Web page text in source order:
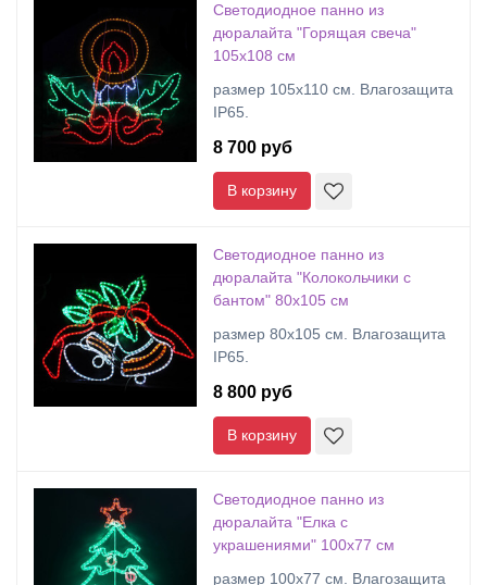
Светодиодное панно из
дюралайта "Горящая свеча"
105х108 см
размер 105х110 см. Влагозащита
IP65.
8 700 руб
В корзину
Светодиодное панно из
дюралайта "Колокольчики с
бантом" 80х105 см
размер 80х105 см. Влагозащита
IP65.
8 800 руб
В корзину
Светодиодное панно из
дюралайта "Елка с
украшениями" 100х77 см
размер 100х77 см. Влагозащита